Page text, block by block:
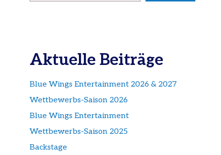
Aktuelle Beiträge
Blue Wings Entertainment 2026 & 2027
Wettbewerbs-Saison 2026
Blue Wings Entertainment
Wettbewerbs-Saison 2025
Backstage